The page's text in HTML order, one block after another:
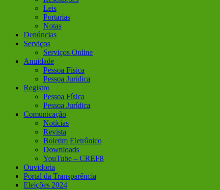
Leis
Portarias
Notas
Denúncias
Serviços
Serviços Online
Anuidade
Pessoa Física
Pessoa Jurídica
Registro
Pessoa Física
Pessoa Jurídica
Comunicação
Notícias
Revista
Boletim Eletrônico
Downloads
YouTube – CREF8
Ouvidoria
Portal da Transparência
Eleições 2024